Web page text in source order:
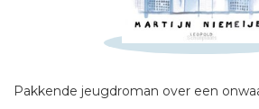
Pakkende jeugdroman over een